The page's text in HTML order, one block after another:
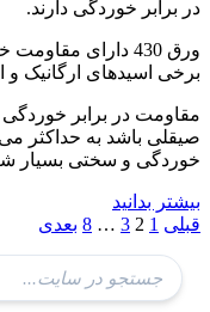
در برابر خوردگی دارند.
ورق 430 دارای
برخی اسیدهای ارگانیک و
خوردگی و سختی بسیار شبیه به
بیشتر بدانید
صفحه‌بندی
نوشته‌ها
قبلی 1
2
3
…
8 بعدی